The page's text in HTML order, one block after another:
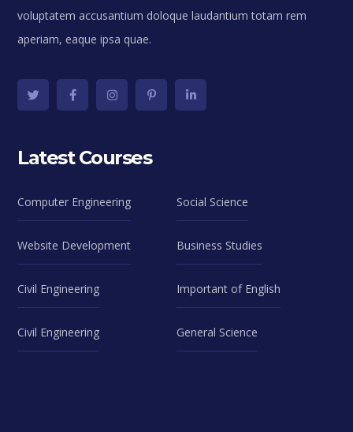
voluptatem accusantium doloque laudantium totam rem
aperiam, eaque ipsa quae.
Latest Courses
Computer Engineering Social Science
Website Development Business Studies
Civil Engineering Important of English
Civil Engineering General Science